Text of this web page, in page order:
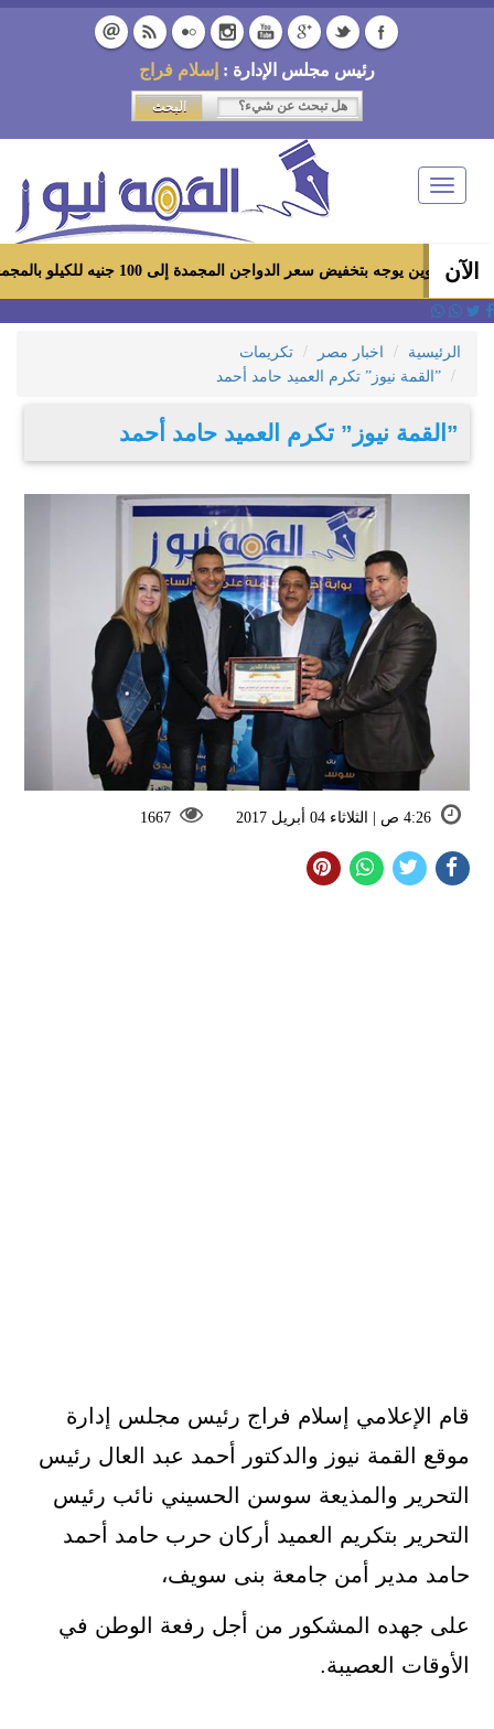
رئيس مجلس الإدارة : إسلام فراج
Toggle
navigation
الآن
يوجه بتخفيض سعر الدواجن المجمدة إلى 100 جنيه للكيلو بالمجمعات الاستهلاكية ومعارض «أهلاً رمضان»
الرئيسية اخبار مصر
تكريمات
”القمة نيوز” تكرم العميد حامد أحمد
”القمة نيوز” تكرم العميد حامد أحمد
4:26 ص | الثلاثاء 04 أبريل 2017 1667
قام الإعلامي إسلام فراج رئيس مجلس إدارة
موقع القمة نيوز والدكتور أحمد عبد العال رئيس
التحرير والمذيعة سوسن الحسيني نائب رئيس
التحرير بتكريم العميد أركان حرب حامد أحمد
حامد مدير أمن جامعة بنى سويف،
على جهده المشكور من أجل رفعة الوطن في
الأوقات العصيبة.